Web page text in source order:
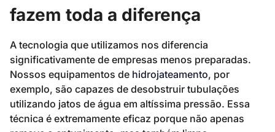
fazem toda a diferença
A tecnologia que utilizamos nos diferencia
significativamente de empresas menos preparadas.
Nossos equipamentos de hidrojateamento, por
exemplo, são capazes de desobstruir tubulações
utilizando jatos de água em altíssima pressão. Essa
técnica é extremamente eficaz porque não apenas